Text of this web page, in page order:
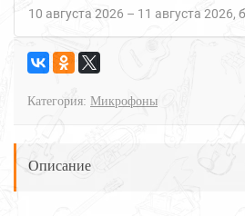
10 августа 2026 – 11 августа 2026
Категория: Микрофоны
Описание